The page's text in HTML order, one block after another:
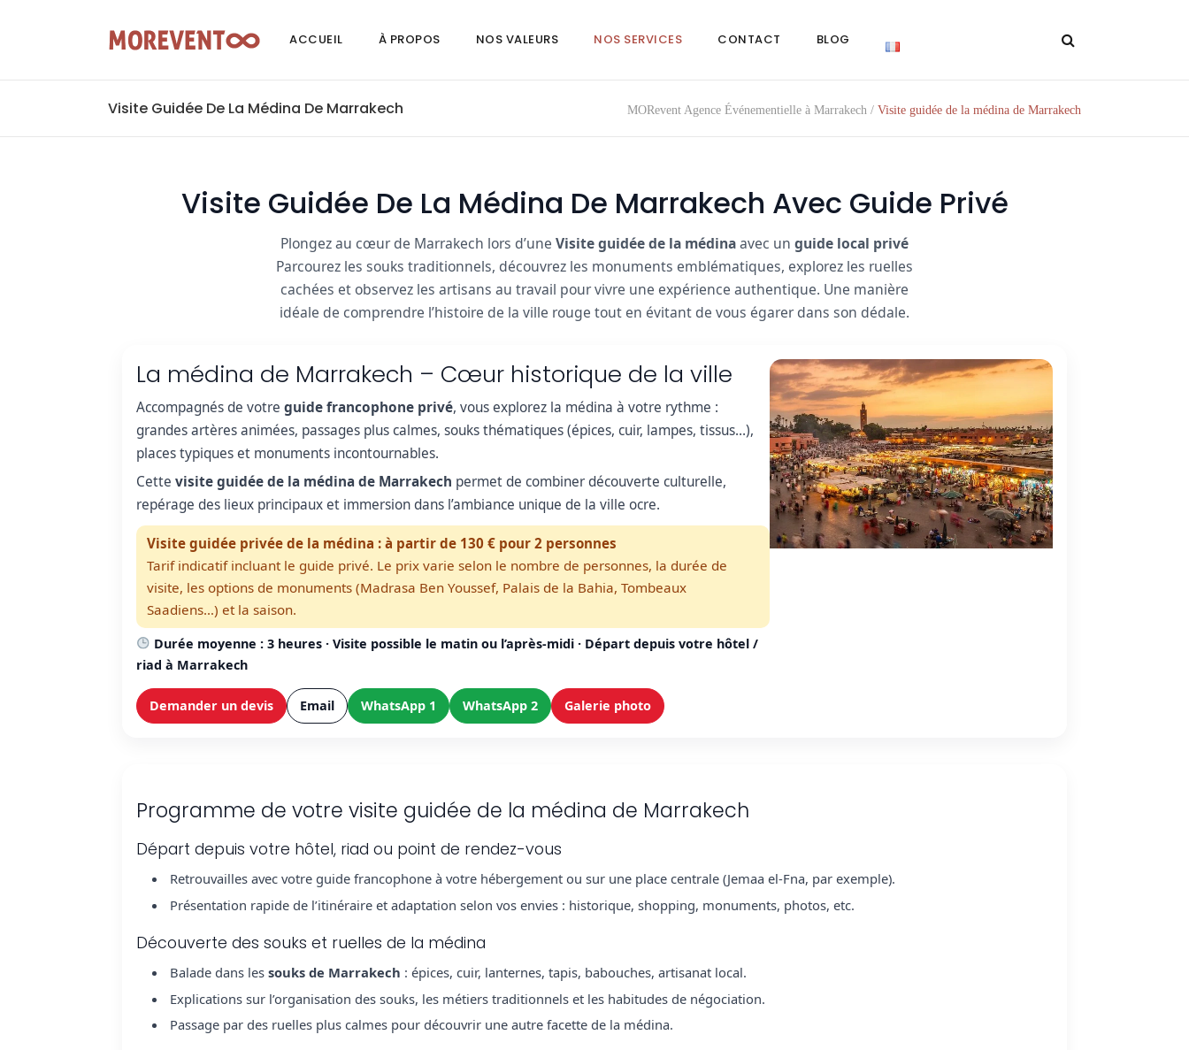
ACCUEIL À PROPOS NOS VALEURS NOS SERVICES CONTACT BLOG
Visite Guidée De La Médina De Marrakech MORevent Agence Événementielle à Marrakech / Visite guidée de la médina de Marrakech
Visite Guidée De La Médina De Marrakech Avec Guide Privé
Plongez au cœur de Marrakech lors d’une Visite guidée de la médinaavec un guide local privé
Parcourez les souks traditionnels, découvrez les monuments emblématiques, explorez les ruelles
cachées et observez les artisans au travail pour vivre une expérience authentique. Une manière
idéale de comprendre l’histoire de la ville rouge tout en évitant de vous égarer dans son dédale.
La médina de Marrakech – Cœur historique de la ville
Accompagnés de votre guide francophone privé, vous explorez la médina à votre rythme :
grandes artères animées, passages plus calmes, souks thématiques (épices, cuir, lampes, tissus…),
places typiques et monuments incontournables.
Cette visite guidée de la médina de Marrakech permet de combiner découverte culturelle,
repérage des lieux principaux et immersion dans l’ambiance unique de la ville ocre.
Visite guidée privée de la médina : à partir de 130 € pour 2 personnes
Tarif indicatif incluant le guide privé. Le prix varie selon le nombre de personnes, la durée de
visite, les options de monuments (Madrasa Ben Youssef, Palais de la Bahia, Tombeaux
Saadiens…) et la saison.
Durée moyenne : 3 heures · Visite possible le matin ou l’après-midi · Départ depuis votre hôtel /
riad à Marrakech
Demander un devis Email WhatsApp 1 WhatsApp 2 Galerie photo
Programme de votre visite guidée de la médina de Marrakech
Départ depuis votre hôtel, riad ou point de rendez-vous
Retrouvailles avec votre guide francophone à votre hébergement ou sur une place centrale (Jemaa el-Fna, par exemple).
Présentation rapide de l’itinéraire et adaptation selon vos envies : historique, shopping, monuments, photos, etc.
Découverte des souks et ruelles de la médina
Balade dans lessouks de Marrakech : épices, cuir, lanternes, tapis, babouches, artisanat local.
Explications sur l’organisation des souks, les métiers traditionnels et les habitudes de négociation.
Passage par des ruelles plus calmes pour découvrir une autre facette de la médina.